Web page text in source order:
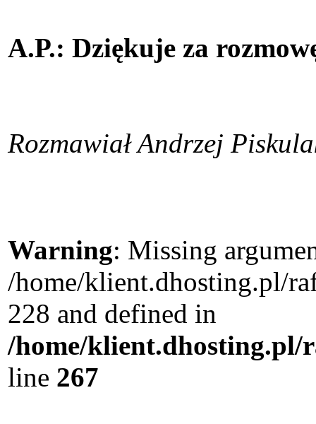
A.P.: Dziękuje za
Rozmawiał Andrzej
Warning: Missing
/home/klient.dhosting.pl/
228 and defined in
/home/klient.dhosting.pl/
line 267